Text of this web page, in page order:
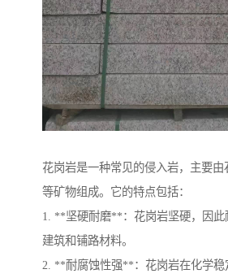
花岗岩是一种常见的侵入岩，主要
等矿物组成。它的特点包括：
1. **坚硬耐磨**：花岗岩坚硬，因此
建筑和铺路材料。
2. **耐腐蚀性强**：花岗岩在化学稳